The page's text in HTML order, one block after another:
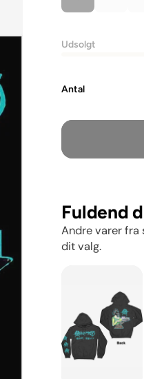
Udsolgt
Antal
Fuldend
Andre varer fra
dit valg.